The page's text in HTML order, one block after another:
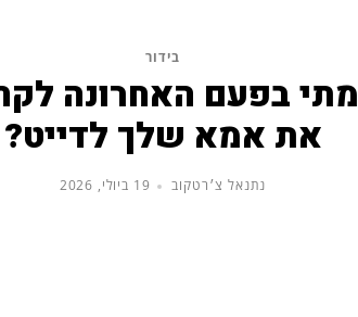
בידור
מתי בפעם האחרונה
את אמא שלך לדייט?
נתנאל צ׳רטקוב 19 ביולי, 2026